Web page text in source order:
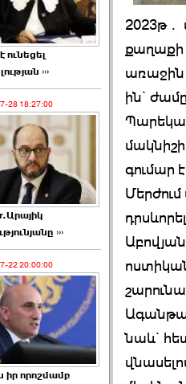
ունեցել
›››
28 18:27:00
›››
22 20:00:00
իր որոշմամբ
2023թ․
քաղաքի
առաջին
ին`
գումար
նաև`